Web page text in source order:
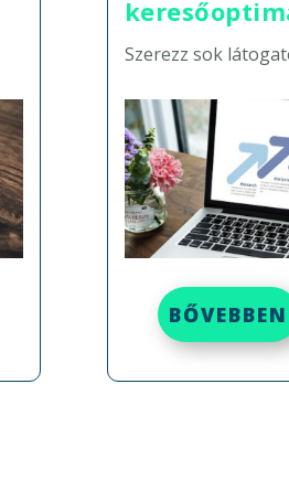
Szerezz sok
BŐVEBBEN